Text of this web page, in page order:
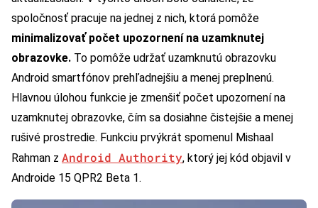
spoločnosť pracuje na jednej z nich, ktorá pomôže
minimalizovať počet upozornení na uzamknutej
obrazovke. To pomôže udržať uzamknutú obrazovku
Android smartfónov prehľadnejšiu a menej preplnenú.
Hlavnou úlohou funkcie je zmenšiť počet upozornení na
uzamknutej obrazovke, čím sa dosiahne čistejšie a menej
rušivé prostredie. Funkciu prvýkrát spomenul Mishaal
Rahman z Android Authority, ktorý jej kód objavil v
Androide 15 QPR2 Beta 1.